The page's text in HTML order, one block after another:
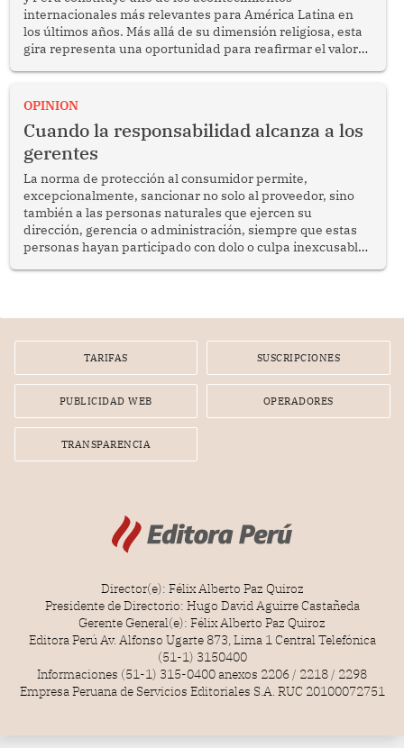
internacionales más relevantes para América Latina en
los últimos años. Más allá de su dimensión religiosa, esta
gira representa una oportunidad para reafirmar el valor
enfrenta desafíos en materia de desarrollo, cohesión
OPINION
Cuando la responsabilidad alcanza a los
gerentes
La norma de protección al consumidor permite,
excepcionalmente, sancionar no solo al proveedor, sino
también a las personas naturales que ejercen su
dirección, gerencia o administración, siempre que estas
personas hayan participado con dolo o culpa inexcusable
por la frustrada realización de un meet and greet con
TARIFAS SUSCRIPCIONES
PUBLICIDAD WEB OPERADORES
TRANSPARENCIA
Director(e): Félix Alberto Paz Quiroz
Presidente de Directorio: Hugo David Aguirre Castañeda
Gerente General(e): Félix Alberto Paz Quiroz
Editora Perú Av. Alfonso Ugarte 873, Lima 1 Central Telefónica
(51-1) 3150400
Informaciones (51-1) 315-0400 anexos 2206 / 2218 / 2298
Empresa Peruana de Servicios Editoriales S.A. RUC 20100072751